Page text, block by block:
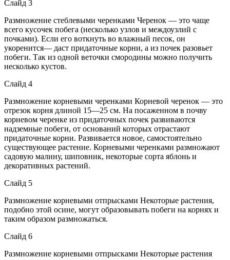
Слайд 3
Размножение стеблевыми черенками Черенок — это чаще
всего кусочек побега (несколько узлов и междоузлий с
почками). Если его воткнуть во влажный песок, он
укоренится— даст придаточные корни, а из почек разовьет
побеги. Так из одной веточки смородины можно получить
несколько кустов.
Слайд 4
Размножение корневыми черенками Корневой черенок — это
отрезок корня длиной 15—25 см. На посаженном в почву
корневом черенке из придаточных почек развиваются
надземные побеги, от оснований которых отрастают
придаточные корни. Развивается новое, самостоятельно
существующее растение. Корневыми черенками размножают
садовую малину, шиповник, некоторые сорта яблонь и
декоративных растений.
Слайд 5
Размножение корневыми отпрысками Некоторые растения,
подобно этой осине, могут образовывать побеги на корнях и
таким образом размножаться.
Слайд 6
Размножение корневыми отпрысками Некоторые растения